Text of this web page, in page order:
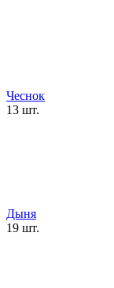
Чеснок
13 шт.
Дыня
19 шт.